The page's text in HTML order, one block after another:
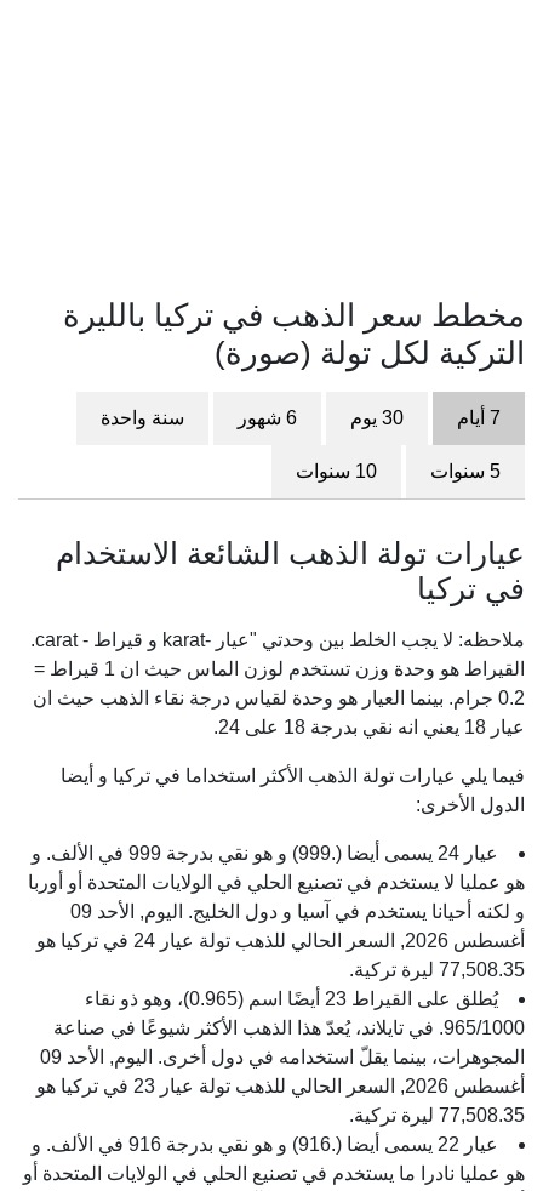
مخطط سعر الذهب في تركيا بالليرة
التركية لكل تولة (صورة)
7 أيام 30 يوم 6 شهور سنة واحدة
5 سنوات 10 سنوات
عيارات تولة الذهب الشائعة الاستخدام
في تركيا
ملاحظه: لا يجب الخلط بين وحدتي "عيار -karat و قيراط - carat.
القيراط هو وحدة وزن تستخدم لوزن الماس حيث ان 1 قيراط =
0.2 جرام. بينما العيار هو وحدة لقياس درجة نقاء الذهب حيث ان
عيار 18 يعني انه نقي بدرجة 18 على 24.
فيما يلي عيارات تولة الذهب الأكثر استخداما في تركيا و أيضا
الدول الأخرى:
عيار 24 يسمى أيضا (.999) و هو نقي بدرجة 999 في الألف. و
هو عمليا لا يستخدم في تصنيع الحلي في الولايات المتحدة أو أوربا
و لكنه أحيانا يستخدم في آسيا و دول الخليج. اليوم, الأحد 09
أغسطس 2026, السعر الحالي للذهب تولة عيار 24 في تركيا هو
77,508.35 ليرة تركية.
يُطلق على القيراط 23 أيضًا اسم (0.965)، وهو ذو نقاء
965/1000. في تايلاند، يُعدّ هذا الذهب الأكثر شيوعًا في صناعة
المجوهرات، بينما يقلّ استخدامه في دول أخرى. اليوم, الأحد 09
أغسطس 2026, السعر الحالي للذهب تولة عيار 23 في تركيا هو
77,508.35 ليرة تركية.
عيار 22 يسمى أيضا (.916) و هو نقي بدرجة 916 في الألف. و
هو عمليا نادرا ما يستخدم في تصنيع الحلي في الولايات المتحدة أو